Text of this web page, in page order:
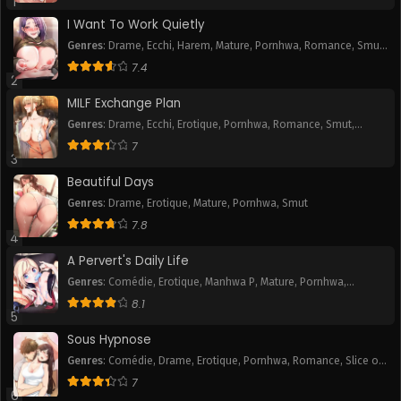
Chapitre 68
September 27, 2025 September 27, 2025
September 27, 2025
Chapitre 64
September 27, 2025
Chapitre 62
September 27, 2025
Chapitre 61
Chapitre 60
September 27, 2025 September 27, 2025
Chapitre 58
September 27, 2025
Chapitre 56
September 27, 2025
Chapitre 55
2
I Want To Work Quietly
Genres: Drame, Ecchi, Harem, Mature, Pornhwa, Romance, Smut,
Webtoon
7.4
3
MILF Exchange Plan
Genres: Drame, Ecchi, Erotique, Pornhwa, Romance, Smut,
Webtoon
7
4
Beautiful Days
Genres: Drame, Erotique, Mature, Pornhwa, Smut
7.8
5
A Pervert's Daily Life
Genres: Comédie, Erotique, Manhwa P, Mature, Pornhwa,
Romance,Slice of Life
8.1
6
Sous Hypnose
Genres: Comédie, Drame, Erotique, Pornhwa, Romance, Slice of
Life,Smut 7